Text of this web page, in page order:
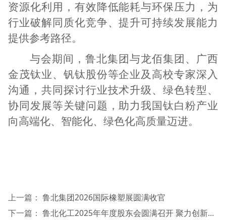
资源化利用，有效降低能耗与环保压力，为
行业破解同质化竞争、提升可持续发展能力
提供参考路径。
与会期间，鲁北集团与龙佰集团、广西
金茂钛业、钒钛股份等企业及高校专家深入
沟通，共同探讨行业技术升级、绿色转型、
协同发展等关键问题，助力我国钛白粉产业
向高端化、智能化、绿色化高质量迈进。
上一篇： 鲁北集团2026国际橡塑展圆满收官
下一篇： 鲁北化工2025年年度股东会圆满召开 聚力创新转型 共启高质量发展新征程